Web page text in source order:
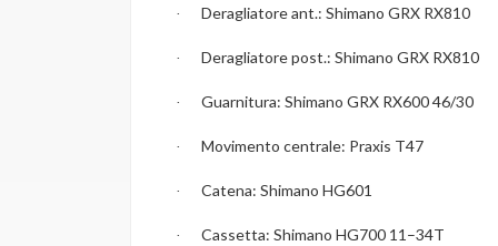
· Deragliatore ant.: Shimano GRX RX810
· Deragliatore post.: Shimano GRX RX810
· Guarnitura: Shimano GRX RX600 46/30
· Movimento centrale: Praxis T47
· Catena: Shimano HG601
· Cassetta: Shimano HG700 11–34T